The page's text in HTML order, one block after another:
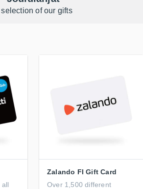
selection of our gifts
Zalando FI Gift Card
Over 1,500 different